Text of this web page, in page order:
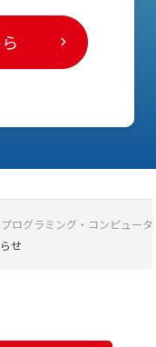
ログラミング・コンピュー
せ